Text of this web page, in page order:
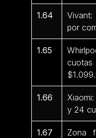
1.64
por
1.65
1.66
y 24
1.67
Zona